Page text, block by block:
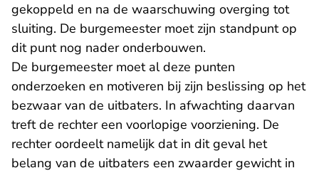
gekoppeld en na de waarschuwing overging tot
sluiting. De burgemeester moet zijn standpunt op
dit punt nog nader onderbouwen.
De burgemeester moet al deze punten
onderzoeken en motiveren bij zijn beslissing op het
bezwaar van de uitbaters. In afwachting daarvan
treft de rechter een voorlopige voorziening. De
rechter oordeelt namelijk dat in dit geval het
belang van de uitbaters een zwaarder gewicht in